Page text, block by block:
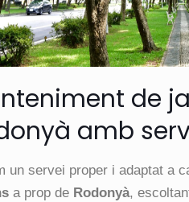
de
amb
un servei proper i adaptat a
a prop de Rodonyà,